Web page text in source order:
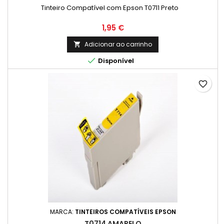
Tinteiro Compatível com Epson T0711 Preto
Preço
1,95 €
 Adicionar ao carrinho
 Disponível
MARCA: TINTEIROS COMPATÍVEIS EPSON
favorite_border